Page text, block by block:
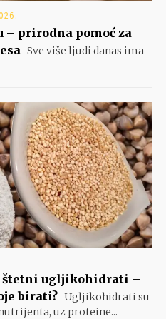
– prirodna pomoć za
Sve više ljudi danas ima
ugljikohidrati –
birati? Ugljikohidrati su
uz proteine...